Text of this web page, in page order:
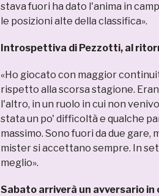
stava fuori ha dato l'anima in
le posizioni alte della classifica».
Introspettiva di Pezzotti, al
«Ho giocato con maggior
rispetto alla scorsa stagione.
l'altro, in un ruolo in cui non
stata un po' difficoltà e qualche
massimo. Sono fuori da due gare,
mister si accettano sempre. In
meglio».
Sabato arriverà un avversario in